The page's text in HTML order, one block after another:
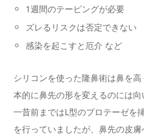
1週間のテーピングが必要
ズレるリスクは否定できない
感染を起こすと厄介 など
シリコンを使った隆鼻術は鼻を
本的に鼻先の形を変えるのには向
一昔前まではL型のプロテーゼを
を行っていましたが、鼻先の皮